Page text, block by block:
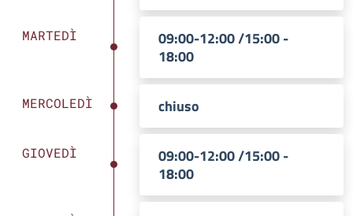
MARTEDÌ
09:00-12:00 /15:00 -
18:00
MERCOLEDÌ chiuso
GIOVEDÌ
09:00-12:00 /15:00 -
18:00